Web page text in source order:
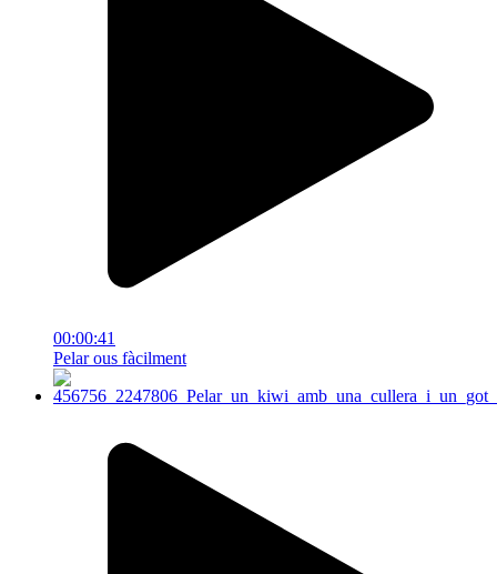
00:00:41
Pelar ous fàcilment